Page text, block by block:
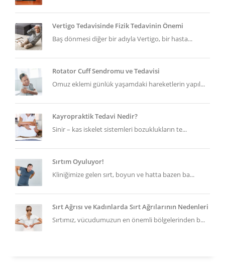
Vertigo Tedavisinde Fizik Tedavinin Önemi
Baş dönmesi diğer bir adıyla Vertigo, bir hasta...
Rotator Cuff Sendromu ve Tedavisi
Omuz eklemi günlük yaşamdaki hareketlerin yapıl...
Kayropraktik Tedavi Nedir?
Sinir – kas iskelet sistemleri bozuklukların te...
Sırtım Oyuluyor!
Kliniğimize gelen sırt, boyun ve hatta bazen ba...
Sırt Ağrısı ve Kadınlarda Sırt Ağrılarının Nedenleri
Sırtımız, vücudumuzun en önemli bölgelerinden b...